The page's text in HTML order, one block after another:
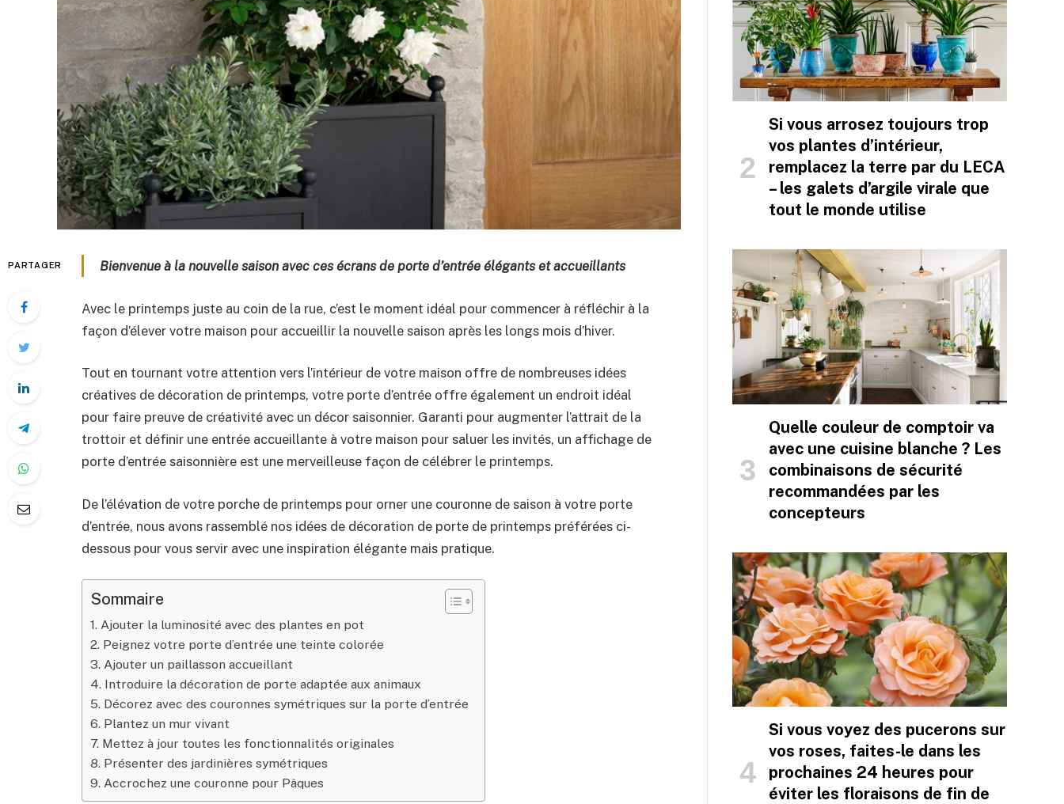
PARTAGER Bienvenue à la nouvelle saison avec ces écrans de porte d’entrée élégants et accueillants
Avec le printemps juste au coin de la rue, c’est le moment idéal pour commencer à réfléchir à la
façon d’élever votre maison pour accueillir la nouvelle saison après les longs mois d’hiver.
Tout en tournant votre attention vers l’intérieur de votre maison offre de nombreuses idées
créatives de décoration de printemps, votre porte d’entrée offre également un endroit idéal
pour faire preuve de créativité avec un décor saisonnier. Garanti pour augmenter l’attrait de la
trottoir et définir une entrée accueillante à votre maison pour saluer les invités, un affichage de
porte d’entrée saisonnière est une merveilleuse façon de célébrer le printemps.
De l’élévation de votre porche de printemps pour orner une couronne de saison à votre porte
d’entrée, nous avons rassemblé nos idées de décoration de porte de printemps préférées ci-
dessous pour vous servir avec une inspiration élégante mais pratique.
Sommaire
1. Ajouter la luminosité avec des plantes en pot
2. Peignez votre porte d’entrée une teinte colorée
3. Ajouter un paillasson accueillant
4. Introduire la décoration de porte adaptée aux animaux
5. Décorez avec des couronnes symétriques sur la porte d’entrée
6. Plantez un mur vivant
7. Mettez à jour toutes les fonctionnalités originales
8. Présenter des jardinières symétriques
9. Accrochez une couronne pour Pâques
Si vous arrosez toujours trop
vos plantes d’intérieur,
remplacez la terre par du LECA
– les galets d’argile virale que
tout le monde utilise
Quelle couleur de comptoir va
avec une cuisine blanche ? Les
combinaisons de sécurité
recommandées par les
concepteurs
Si vous voyez des pucerons sur
vos roses, faites-le dans les
prochaines 24 heures pour
éviter les floraisons de fin de